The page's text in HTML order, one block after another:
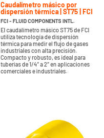
Caudalímetro másico por
dispersión térmica | ST75 | FCI
FCI - FLUID COMPONENTS INTL.
El caudalímetro másico ST75 de FCI
utiliza tecnología de dispersión
térmica para medir el flujo de gases
industriales con alta precisión.
Compacto y robusto, es ideal para
tuberías de 1/4” a 2” en aplicaciones
comerciales e industriales.